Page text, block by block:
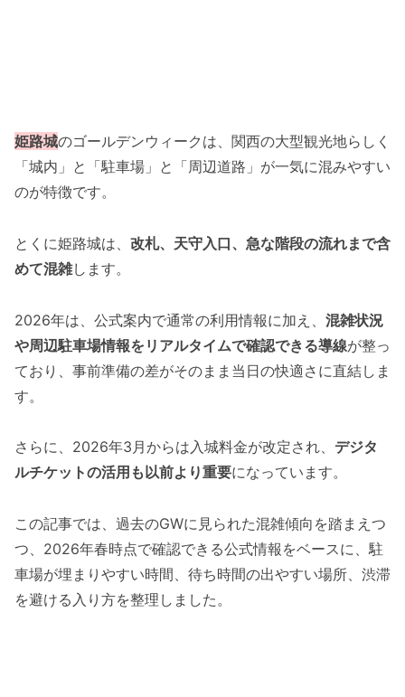
姫路城のゴールデンウィークは、関西の大型観光地らしく
「城内」と「駐車場」と「周辺道路」が一気に混みやすい
のが特徴です。
とくに姫路城は、 改札、天守入口、急な階段の流れまで含
めて混雑します。
2026年は、公式案内で通常の利用情報に加え、 混雑状況
や周辺駐車場情報をリアルタイムで確認できる導線が整っ
ており、事前準備の差がそのまま当日の快適さに直結しま
す。
さらに、2026年3月からは入城料金が改定され、 デジタ
ルチケットの活用も以前より重要になっています。
この記事では、過去のGWに見られた混雑傾向を踏まえつ
つ、2026年春時点で確認できる公式情報をベースに、駐
車場が埋まりやすい時間、待ち時間の出やすい場所、渋滞
を避ける入り方を整理しました。